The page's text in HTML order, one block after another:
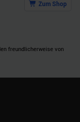
Zum Shop
freundlicherweise von